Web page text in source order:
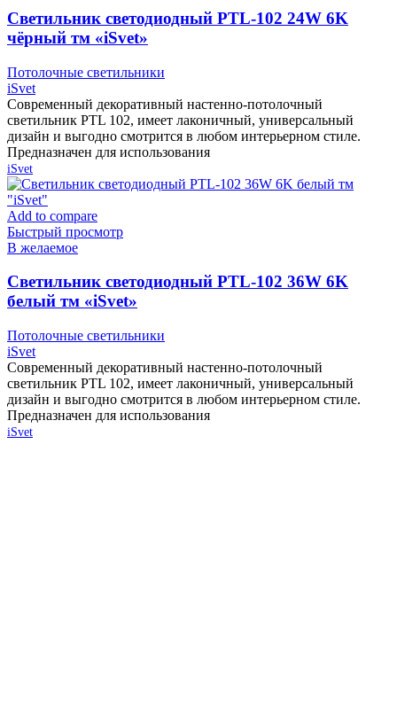
Cветильник светодиодный PTL-102 24W 6K
чёрный тм «iSvet»
Потолочные светильники
iSvet
Современный декоративный настенно-потолочный
светильник PTL 102, имеет лаконичный, универсальный
дизайн и выгодно смотрится в любом интерьерном стиле.
Предназначен для использования
iSvet
Add to compare
Быстрый просмотр
В желаемое
Cветильник светодиодный PTL-102 36W 6K
белый тм «iSvet»
Потолочные светильники
iSvet
Современный декоративный настенно-потолочный
светильник PTL 102, имеет лаконичный, универсальный
дизайн и выгодно смотрится в любом интерьерном стиле.
Предназначен для использования
iSvet